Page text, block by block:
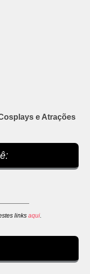
e Atrações
links aqui.